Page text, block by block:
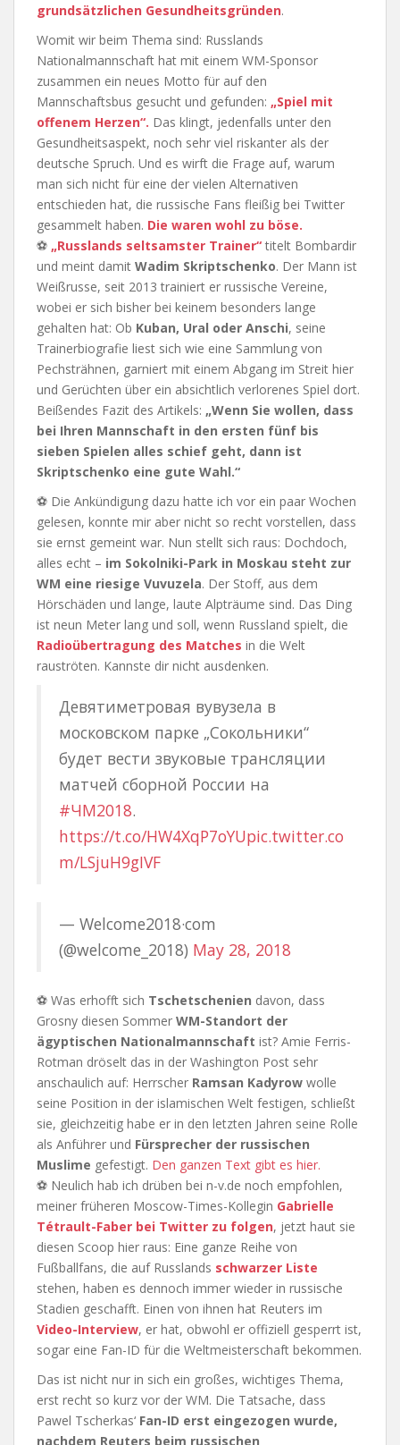
grundsätzlichen Gesundheitsgründen.
Womit wir beim Thema sind: Russlands
Nationalmannschaft hat mit einem WM-Sponsor
zusammen ein neues Motto für auf den
Mannschaftsbus gesucht und gefunden: „Spiel mit
offenem Herzen“. Das klingt, jedenfalls unter den
Gesundheitsaspekt, noch sehr viel riskanter als der
deutsche Spruch. Und es wirft die Frage auf, warum
man sich nicht für eine der vielen Alternativen
entschieden hat, die russische Fans fleißig bei Twitter
gesammelt haben. Die waren wohl zu böse.
⚽ „Russlands seltsamster Trainer“ titelt Bombardir
und meint damit Wadim Skriptschenko. Der Mann ist
Weißrusse, seit 2013 trainiert er russische Vereine,
wobei er sich bisher bei keinem besonders lange
gehalten hat: Ob Kuban, Ural oder Anschi, seine
Trainerbiografie liest sich wie eine Sammlung von
Pechsträhnen, garniert mit einem Abgang im Streit hier
und Gerüchten über ein absichtlich verlorenes Spiel dort.
Beißendes Fazit des Artikels: „Wenn Sie wollen, dass
bei Ihren Mannschaft in den ersten fünf bis
sieben Spielen alles schief geht, dann ist
Skriptschenko eine gute Wahl.“
⚽ Die Ankündigung dazu hatte ich vor ein paar Wochen
gelesen, konnte mir aber nicht so recht vorstellen, dass
sie ernst gemeint war. Nun stellt sich raus: Dochdoch,
alles echt – im Sokolniki-Park in Moskau steht zur
WM eine riesige Vuvuzela. Der Stoff, aus dem
Hörschäden und lange, laute Alpträume sind. Das Ding
ist neun Meter lang und soll, wenn Russland spielt, die
Radioübertragung des Matches in die Welt
rauströten. Kannste dir nicht ausdenken.
Девятиметровая вувузела в
московском парке „Сокольники“
будет вести звуковые трансляции
матчей сборной России на
#ЧМ2018.
https://t.co/HW4XqP7oYUpic.twitter.co
m/LSjuH9gIVF
— Welcome2018·com
(@welcome_2018) May 28, 2018
⚽ Was erhofft sich Tschetschenien davon, dass
Grosny diesen Sommer WM-Standort der
ägyptischen Nationalmannschaft ist? Amie Ferris-
Rotman dröselt das in der Washington Post sehr
anschaulich auf: Herrscher Ramsan Kadyrow wolle
seine Position in der islamischen Welt festigen, schließt
sie, gleichzeitig habe er in den letzten Jahren seine Rolle
als Anführer und Fürsprecher der russischen
Muslime gefestigt. Den ganzen Text gibt es hier.
⚽ Neulich hab ich drüben bei n-v.de noch empfohlen,
meiner früheren Moscow-Times-Kollegin Gabrielle
Tétrault-Faber bei Twitter zu folgen, jetzt haut sie
diesen Scoop hier raus: Eine ganze Reihe von
Fußballfans, die auf Russlands schwarzer Liste
stehen, haben es dennoch immer wieder in russische
Stadien geschafft. Einen von ihnen hat Reuters im
Video-Interview, er hat, obwohl er offiziell gesperrt ist,
sogar eine Fan-ID für die Weltmeisterschaft bekommen.
Das ist nicht nur in sich ein großes, wichtiges Thema,
erst recht so kurz vor der WM. Die Tatsache, dass
Pawel Tscherkas‘ Fan-ID erst eingezogen wurde,
nachdem Reuters beim russischen